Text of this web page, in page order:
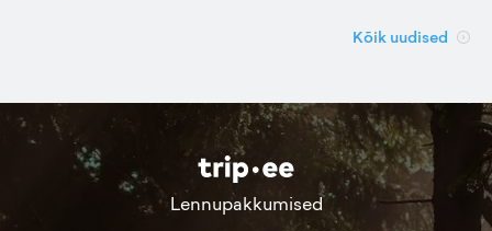
Kõik uudised
Lennupakkumised